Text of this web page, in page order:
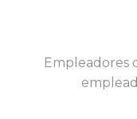
Empleadores